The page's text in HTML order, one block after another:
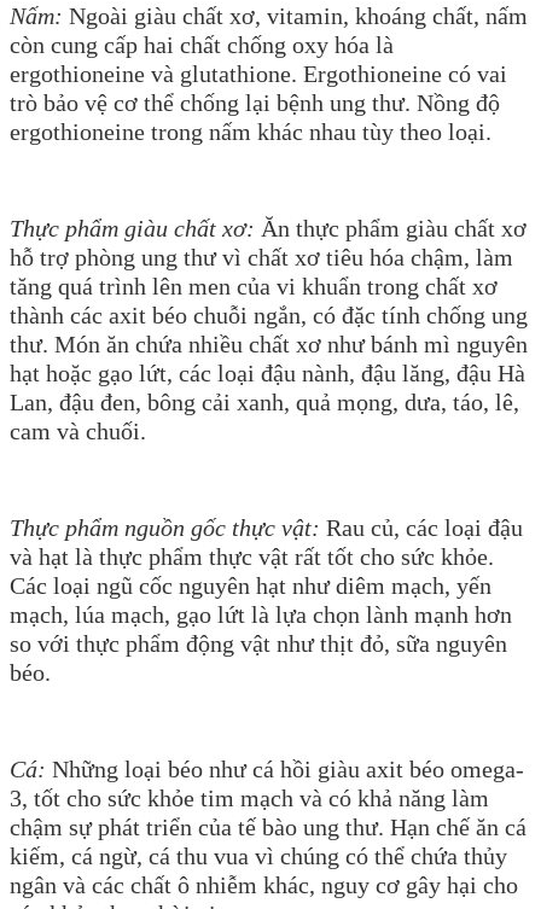
Nấm: Ngoài giàu chất xơ, vitamin, khoáng chất, nấm
còn cung cấp hai chất chống oxy hóa là
ergothioneine và glutathione. Ergothioneine có vai
trò bảo vệ cơ thể chống lại bệnh ung thư. Nồng độ
ergothioneine trong nấm khác nhau tùy theo loại.
Thực phẩm giàu chất xơ: Ăn thực phẩm giàu chất xơ
hỗ trợ phòng ung thư vì chất xơ tiêu hóa chậm, làm
tăng quá trình lên men của vi khuẩn trong chất xơ
thành các axit béo chuỗi ngắn, có đặc tính chống ung
thư. Món ăn chứa nhiều chất xơ như bánh mì nguyên
hạt hoặc gạo lứt, các loại đậu nành, đậu lăng, đậu Hà
Lan, đậu đen, bông cải xanh, quả mọng, dưa, táo, lê,
cam và chuối.
Thực phẩm nguồn gốc thực vật: Rau củ, các loại đậu
và hạt là thực phẩm thực vật rất tốt cho sức khỏe.
Các loại ngũ cốc nguyên hạt như diêm mạch, yến
mạch, lúa mạch, gạo lứt là lựa chọn lành mạnh hơn
so với thực phẩm động vật như thịt đỏ, sữa nguyên
béo.
Cá: Những loại béo như cá hồi giàu axit béo omega-
3, tốt cho sức khỏe tim mạch và có khả năng làm
chậm sự phát triển của tế bào ung thư. Hạn chế ăn cá
kiếm, cá ngừ, cá thu vua vì chúng có thể chứa thủy
ngân và các chất ô nhiễm khác, nguy cơ gây hại cho